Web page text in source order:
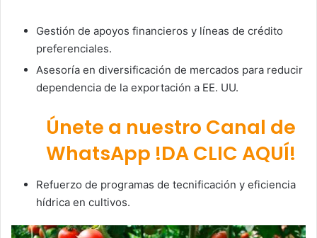
Gestión de apoyos financieros y líneas de crédito
preferenciales.
Asesoría en diversificación de mercados para reducir
dependencia de la exportación a EE. UU.
Únete a nuestro Canal de
WhatsApp !DA CLIC AQUÍ!
Refuerzo de programas de tecnificación y eficiencia
hídrica en cultivos.